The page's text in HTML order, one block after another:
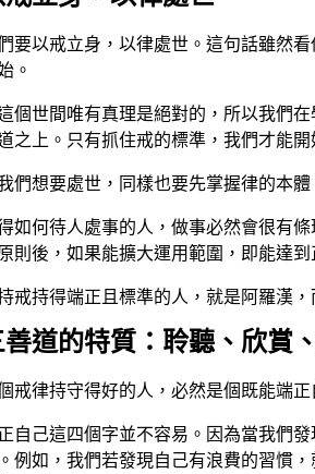
要以戒立身，以律處世。這句話雖然
。
個世間唯有真理是絕對的，所以我們
之上。只有抓住戒的標準，我們才能
們想要處世，同樣也要先掌握律的本
如何待人處事的人，做事必然會很有
則後，如果能擴大運用範圍，即能達
戒持得端正且標準的人，就是阿羅漢
善道的特質：聆聽、欣賞
戒律持守得好的人，必然是個既能端
自己這四個字並不容易。因為當我們
例如，我們若發現自己有浪費的習慣